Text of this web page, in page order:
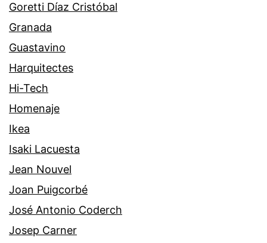
Goretti Díaz Cristóbal
Granada
Guastavino
Harquitectes
Hi-Tech
Homenaje
Ikea
Isaki Lacuesta
Jean Nouvel
Joan Puigcorbé
José Antonio Coderch
Josep Carner